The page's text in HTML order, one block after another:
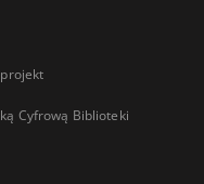
Cyfrową Biblioteki